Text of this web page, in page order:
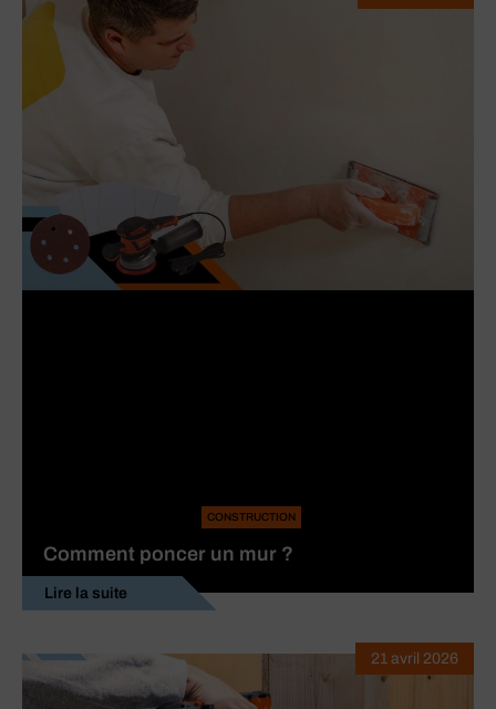
CONSTRUCTION
Comment poncer un mur ?
Lire la suite
21 avril 2026